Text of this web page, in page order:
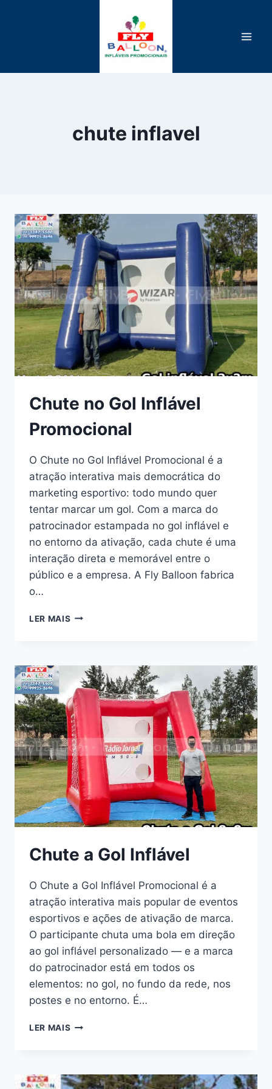
chute inflavel
Chute no Gol Inflável
Promocional
O Chute no Gol Inflável Promocional é a
atração interativa mais democrática do
marketing esportivo: todo mundo quer
tentar marcar um gol. Com a marca do
patrocinador estampada no gol inflável e
no entorno da ativação, cada chute é uma
interação direta e memorável entre o
público e a empresa. A Fly Balloon fabrica
o…
LER MAIS CHUTE
PROMOCIONAL
Chute a Gol Inflável
O Chute a Gol Inflável Promocional é a
atração interativa mais popular de eventos
esportivos e ações de ativação de marca.
O participante chuta uma bola em direção
ao gol inflável personalizado — e a marca
do patrocinador está em todos os
elementos: no gol, no fundo da rede, nos
postes e no entorno. É…
LER MAIS CHUTE